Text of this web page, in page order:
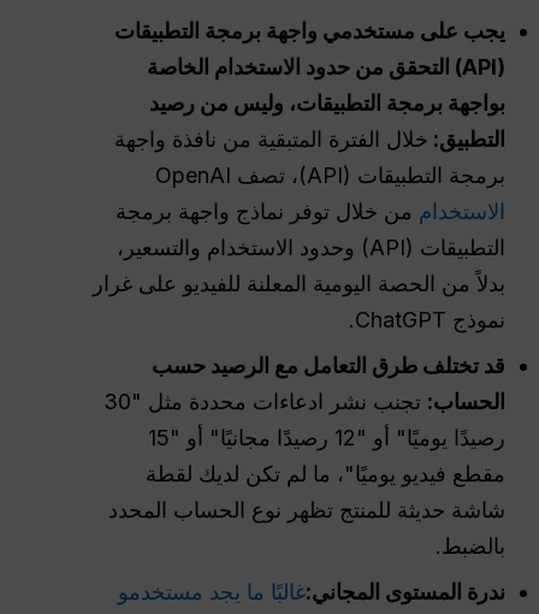
يجب على مستخدمي واجهة برمجة التطبيقات
(API) التحقق من حدود الاستخدام الخاصة
بواجهة برمجة التطبيقات، وليس من رصيد
التطبيق: خلال الفترة المتبقية من نافذة واجهة
برمجة التطبيقات (API)، تصف OpenAI
الاستخدام من خلال توفر نماذج واجهة برمجة
التطبيقات (API) وحدود الاستخدام والتسعير،
بدلاً من الحصة اليومية المعلنة للفيديو على غرار
نموذج ChatGPT.
قد تختلف طرق التعامل مع الرصيد حسب
الحساب:
تجنب نشر ادعاءات محددة مثل "30
رصيدًا يوميًا" أو "12 رصيدًا مجانيًا" أو "15
مقطع فيديو يوميًا"، ما لم تكن لديك لقطة
شاشة حديثة للمنتج تظهر نوع الحساب المحدد
بالضبط.
ندرة المستوى المجاني:غالبًا ما يجد مستخدمو